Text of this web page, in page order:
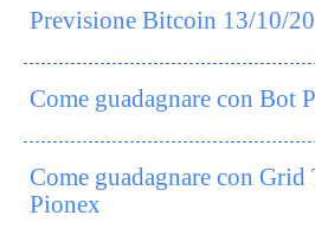
Previsione Bitcoin 13/10/
Come guadagnare con Bot
Come guadagnare con
Pionex